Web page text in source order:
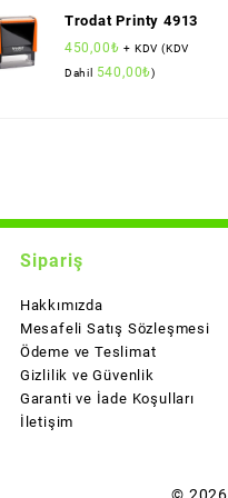
Trodat Printy 4913
450,00₺ + KDV (KDV
Dahil 540,00₺)
Sipariş
Hakkımızda
Mesafeli Satış Sözleşmesi
Ödeme ve Teslimat
Gizlilik ve Güvenlik
Garanti ve İade Koşulları
İletişim